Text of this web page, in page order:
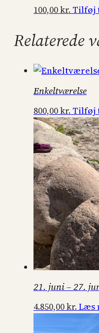
100,00kr. Tilføj
Relaterede
Enkeltværelse
800,00kr. Tilføj
21. juni – 27.
4.850,00kr.Læs